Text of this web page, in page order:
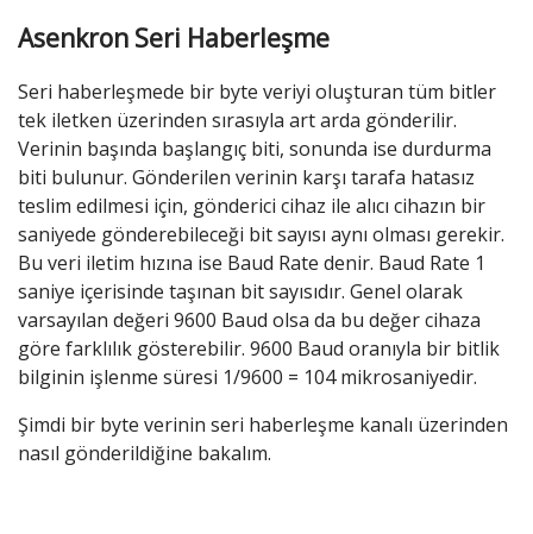
Asenkron Seri Haberleşme
Seri haberleşmede bir byte veriyi oluşturan tüm bitler
tek iletken üzerinden sırasıyla art arda gönderilir.
Verinin başında başlangıç biti, sonunda ise durdurma
biti bulunur. Gönderilen verinin karşı tarafa hatasız
teslim edilmesi için, gönderici cihaz ile alıcı cihazın bir
saniyede gönderebileceği bit sayısı aynı olması gerekir.
Bu veri iletim hızına ise Baud Rate denir. Baud Rate 1
saniye içerisinde taşınan bit sayısıdır. Genel olarak
varsayılan değeri 9600 Baud olsa da bu değer cihaza
göre farklılık gösterebilir. 9600 Baud oranıyla bir bitlik
bilginin işlenme süresi 1/9600 = 104 mikrosaniyedir.
Şimdi bir byte verinin seri haberleşme kanalı üzerinden
nasıl gönderildiğine bakalım.